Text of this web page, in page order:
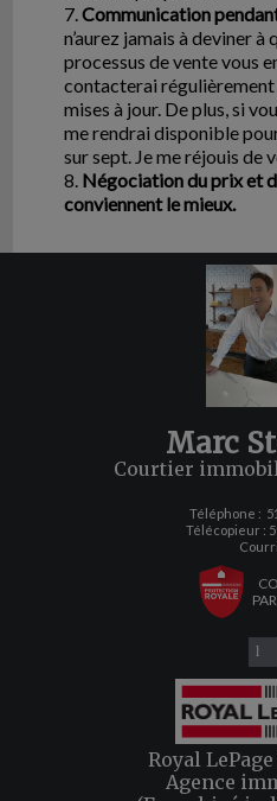
7.Communication
n’aurez jamais à deviner à
processus de vente vous
contacterai régulièrement
mises à jour. De plus, si
me rendrai disponible
sur sept. Je me réjouis de
8. Négociation du prix et
conviennent le mieux.
Marc
Courtier
Téléphone :
Télécopieur :
Royal
Agence